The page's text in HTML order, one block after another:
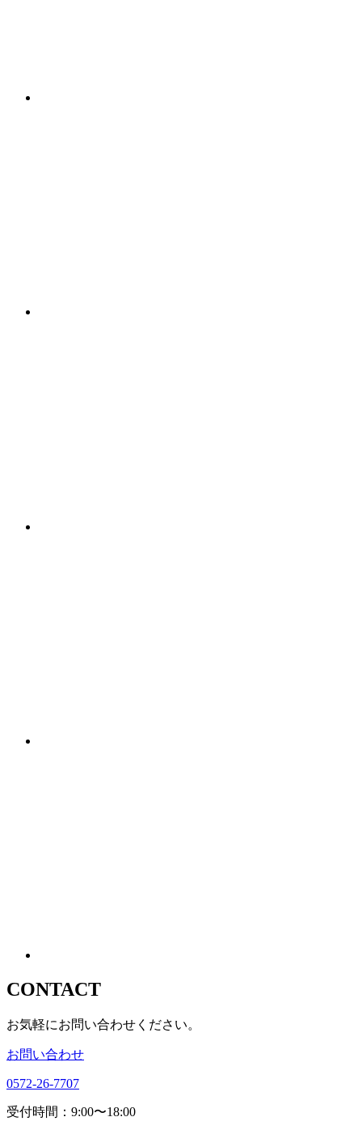
CONTACT
お気軽にお問い合わせください。
お問い合わせ
0572-26-7707
受付時間：9:00〜18:00